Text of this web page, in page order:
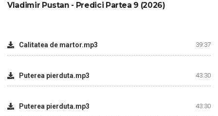
Vladimir Pustan - Predici Partea 9 (2026)
Calitatea de martor.mp3 39:37
Puterea pierduta.mp3 43:30
Puterea pierduta.mp3 43:30